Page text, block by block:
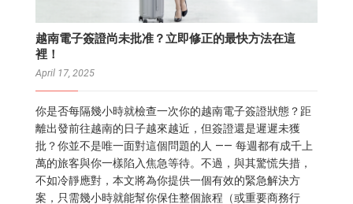
越南電子簽證尚未批准？立即修正的最快方法在這
裡！
April 17, 2025
你是否每隔幾小時就檢查一次你的越南電子簽證狀態？距
離出發前往越南的日子越來越近，但簽證還是遲遲未獲
批？你並不是唯一面對這個問題的人 —— 每週都有成千上
萬的旅客與你一樣陷入焦急等待。不過，與其驚慌失措，
不如冷靜應對，本文將為你提供一個有效的緊急解決方
案，只需幾小時就能幫你保住整個旅程（或重要商務行